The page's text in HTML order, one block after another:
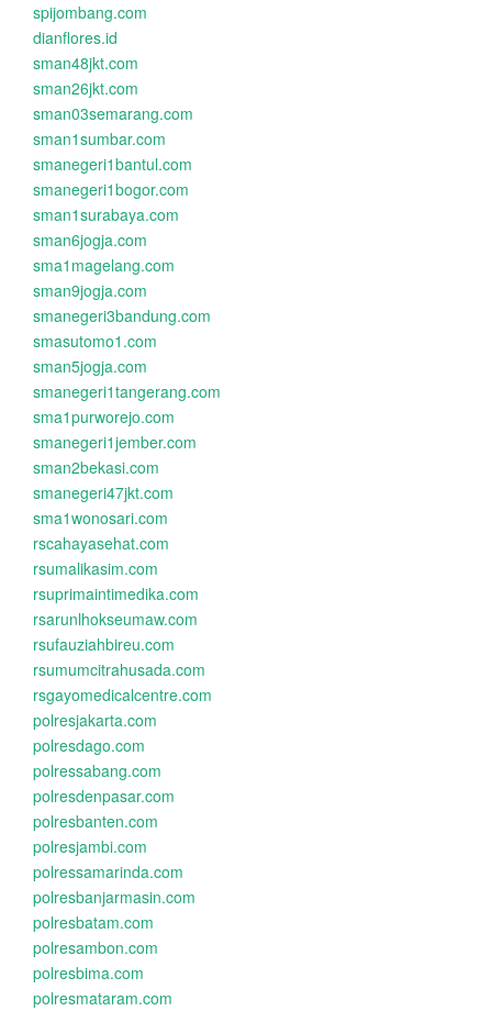
spijombang.com
dianflores.id
sman48jkt.com
sman26jkt.com
sman03semarang.com
sman1sumbar.com
smanegeri1bantul.com
smanegeri1bogor.com
sman1surabaya.com
sman6jogja.com
sma1magelang.com
sman9jogja.com
smanegeri3bandung.com
smasutomo1.com
sman5jogja.com
smanegeri1tangerang.com
sma1purworejo.com
smanegeri1jember.com
sman2bekasi.com
smanegeri47jkt.com
sma1wonosari.com
rscahayasehat.com
rsumalikasim.com
rsuprimaintimedika.com
rsarunlhokseumaw.com
rsufauziahbireu.com
rsumumcitrahusada.com
rsgayomedicalcentre.com
polresjakarta.com
polresdago.com
polressabang.com
polresdenpasar.com
polresbanten.com
polresjambi.com
polressamarinda.com
polresbanjarmasin.com
polresbatam.com
polresambon.com
polresbima.com
polresmataram.com